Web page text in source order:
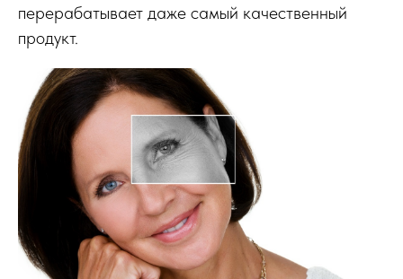
перерабатывает даже самый качественный
продукт.